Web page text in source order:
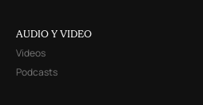
AUDIO Y VIDEO
Videos
Podcasts